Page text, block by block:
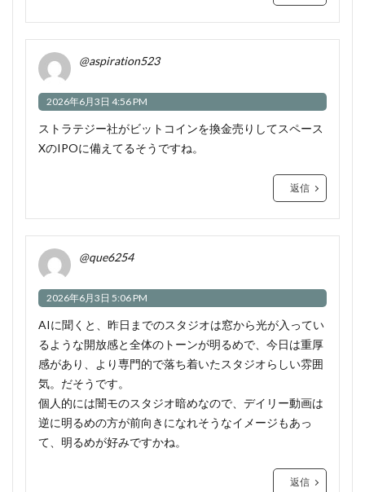
@aspiration523
2026年6月3日 4:56 PM
ストラテジー社がビットコインを換金売りしてスペース
XのIPOに備えてるそうですね。
返信
@que6254
2026年6月3日 5:06 PM
AIに聞くと、昨日までのスタジオは窓から光が入ってい
るような開放感と全体のトーンが明るめで、今日は重厚
感があり、より専門的で落ち着いたスタジオらしい雰囲
気。だそうです。
個人的には闇モのスタジオ暗めなので、デイリー動画は
逆に明るめの方が前向きになれそうなイメージもあっ
て、明るめが好みですかね。
返信